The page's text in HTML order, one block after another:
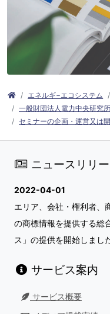
エネルギ−エコシステム
一般財団法人電力中央研究所
セミナーの企画・運営又は
ニュースリリ
2022-04-01
エリア、会社・権利者、
の商標情報を提供する総
ス」の提供を開始しまし
サービス案内
サービス概要